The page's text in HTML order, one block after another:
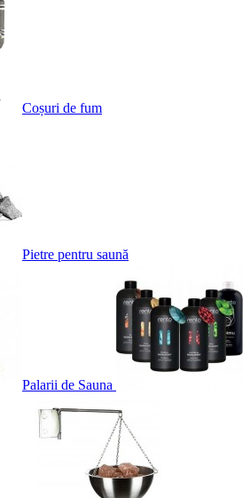
Coșuri de fum
Pietre pentru saună
Palarii de Sauna